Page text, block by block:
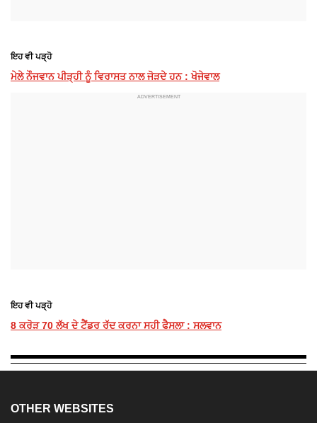
ਇਹ ਵੀ ਪੜ੍ਹੋ
ਮੇਲੇ ਨੌਜਵਾਨ ਪੀੜ੍ਹੀ ਨੂੰ ਵਿਰਾਸਤ ਨਾਲ ਜੋੜਦੇ ਹਨ : ਖੋਜੇਵਾਲ
ਇਹ ਵੀ ਪੜ੍ਹੋ
8 ਕਰੋੜ 70 ਲੱਖ ਦੇ ਟੈਂਡਰ ਰੱਦ ਕਰਨਾ ਸਹੀ ਫੈਸਲਾ : ਸਲਵਾਨ
OTHER WEBSITES